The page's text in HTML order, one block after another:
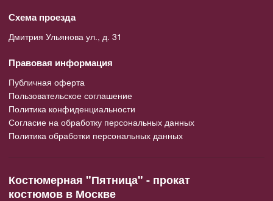
Схема проезда
Дмитрия Ульянова ул., д. 31
Правовая информация
Публичная оферта
Пользовательское соглашение
Политика конфиденциальности
Согласие на обработку персональных данных
Политика обработки персональных данных
Костюмерная "Пятница" - прокат
костюмов в Москве